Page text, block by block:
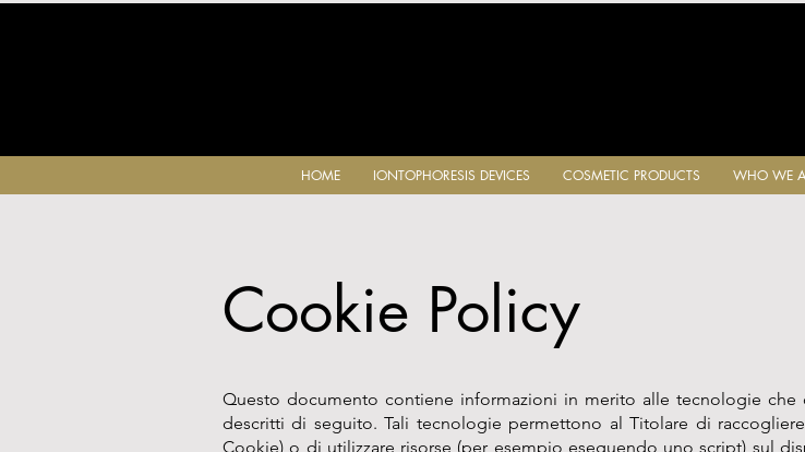
HOME IONTOPHORESIS DEVICES COSMETIC PRODUCTS WHO WE
Cookie Policy
Questo documento contiene informazioni in merito alle tecnologie
descritti di seguito. Tali tecnologie permettono al Titolare di
Cookie) o di utilizzare risorse (per esempio eseguendo uno script) sul